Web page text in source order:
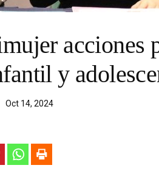
acciones
y
Oct 14, 2024